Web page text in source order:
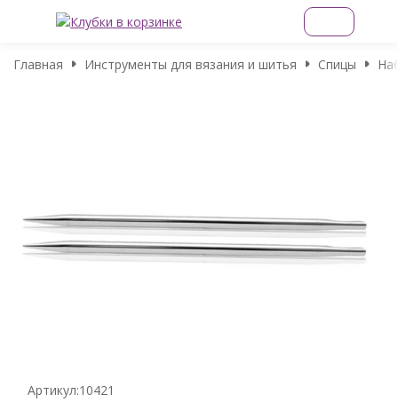
Главная Инструменты для вязания и шитья Спицы
Артикул:10421